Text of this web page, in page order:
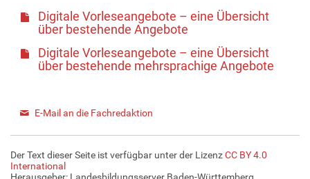
Digitale Vorleseangebote – eine Übersicht
über bestehende Angebote
Digitale Vorleseangebote – eine Übersicht
über bestehende mehrsprachige Angebote
E-Mail an die Fachredaktion
Der Text dieser Seite ist verfügbar unter der LizenzCC BY 4.0
International